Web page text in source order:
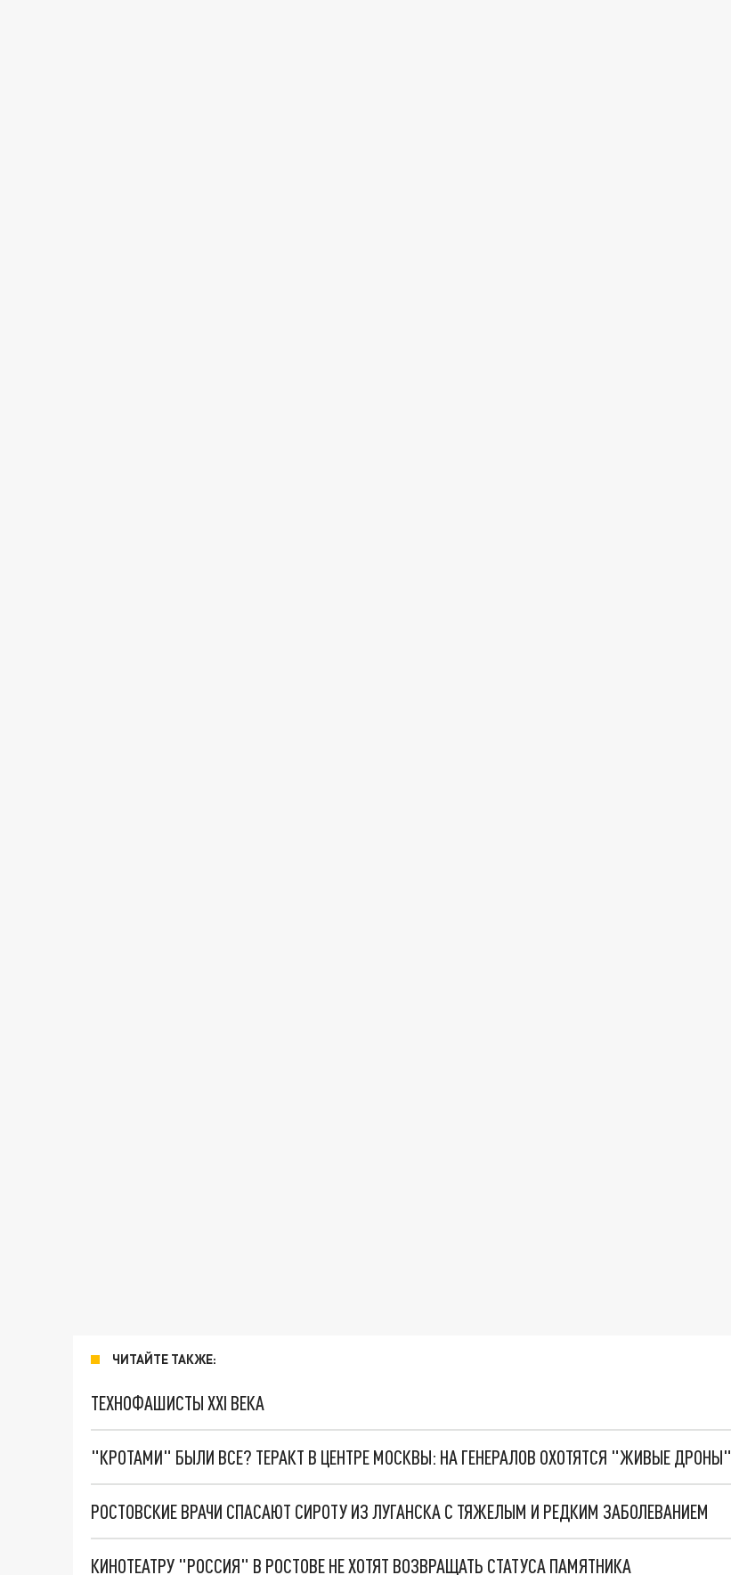
ЧИТАЙТЕ ТАКЖЕ:
ТЕХНОФАШИСТЫ XXI ВЕКА
"КРОТАМИ" БЫЛИ ВСЕ? ТЕРАКТ В ЦЕНТРЕ МОСКВЫ: НА ГЕНЕРАЛОВ ОХОТЯТСЯ "ЖИВЫЕ ДРОНЫ"
РОСТОВСКИЕ ВРАЧИ СПАСАЮТ СИРОТУ ИЗ ЛУГАНСКА С ТЯЖЕЛЫМ И РЕДКИМ ЗАБОЛЕВАНИЕМ
КИНОТЕАТРУ "РОССИЯ" В РОСТОВЕ НЕ ХОТЯТ ВОЗВРАЩАТЬ СТАТУСА ПАМЯТНИКА